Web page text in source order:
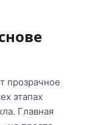
прозрачное
этапах
Главная